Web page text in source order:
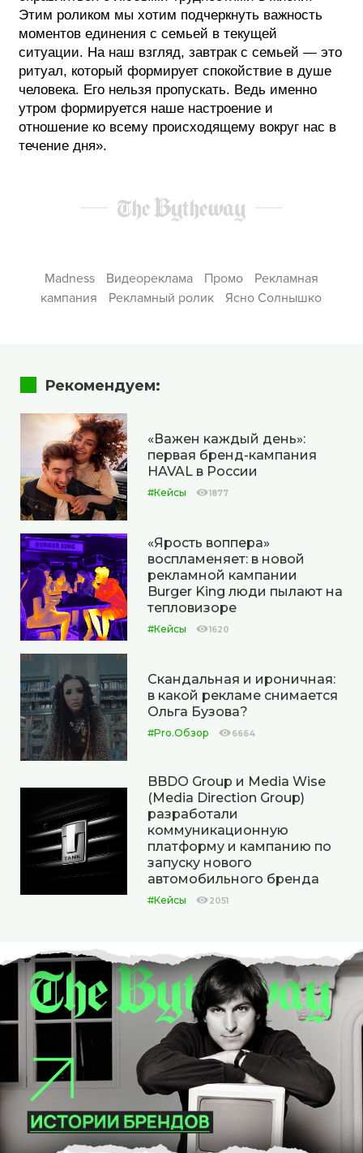
Этим роликом мы хотим подчеркнуть важность
моментов единения с семьей в текущей
ситуации. На наш взгляд, завтрак с семьей — это
ритуал, который формирует спокойствие в душе
человека. Его нельзя пропускать. Ведь именно
утром формируется наше настроение и
отношение ко всему происходящему вокруг нас в
течение дня».
Madness Видеореклама Промо
Рекламная
кампания
Рекламный ролик Ясно Солнышко
Рекомендуем:
«Важен каждый день»:
первая бренд-кампания
HAVAL в России
#Кейсы 1877
«Ярость воппера»
воспламеняет: в новой
рекламной кампании
Burger King люди пылают на
тепловизоре
#Кейсы 1620
Скандальная и ироничная:
в какой рекламе снимается
Ольга Бузова?
#Pro.Обзор 6664
BBDO Group и Media Wise
(Media Direction Group)
разработали
коммуникационную
платформу и кампанию по
запуску нового
автомобильного бренда
#Кейсы 2051